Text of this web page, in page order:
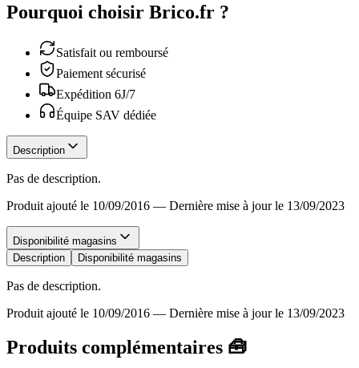
Pourquoi choisir Brico.fr ?
Satisfait ou remboursé
Paiement sécurisé
Expédition 6J/7
Équipe SAV dédiée
Description
Pas de description.
Produit ajouté le 10/09/2016 — Dernière mise à jour le 13/09/2023
Disponibilité magasins
Description
Disponibilité magasins
Pas de description.
Produit ajouté le 10/09/2016 — Dernière mise à jour le 13/09/2023
Produits complémentaires 🧰